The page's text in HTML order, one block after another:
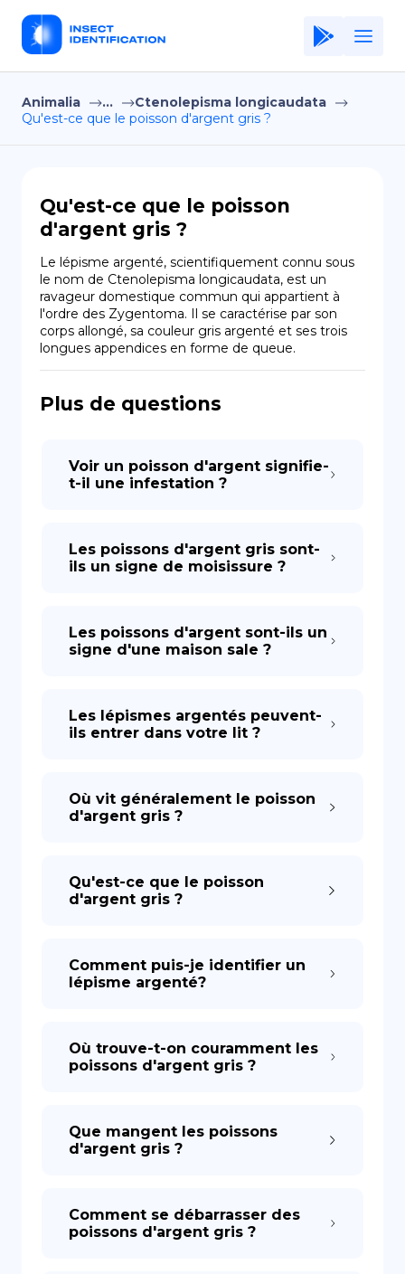
Home
Application
Terms of Use
Privacy Policy
FR
EN
ES
DE
Copiright © Niro ID
Animalia ...
Ctenolepisma longicaudata
Qu'est-ce que le poisson d'argent gris ?
Qu'est-ce que le poisson
d'argent gris ?
Le lépisme argenté, scientifiquement connu sous
le nom de Ctenolepisma longicaudata, est un
ravageur domestique commun qui appartient à
l'ordre des Zygentoma. Il se caractérise par son
corps allongé, sa couleur gris argenté et ses trois
longues appendices en forme de queue.
Plus de questions
Voir un poisson d'argent signifie-
t-il une infestation ?
Les poissons d'argent gris sont-
ils un signe de moisissure ?
Les poissons d'argent sont-ils un
signe d'une maison sale ?
Les lépismes argentés peuvent-
ils entrer dans votre lit ?
Où vit généralement le poisson
d'argent gris ?
Qu'est-ce que le poisson
d'argent gris ?
Comment puis-je identifier un
lépisme argenté?
Où trouve-t-on couramment les
poissons d'argent gris ?
Que mangent les poissons
d'argent gris ?
Comment se débarrasser des
poissons d'argent gris ?